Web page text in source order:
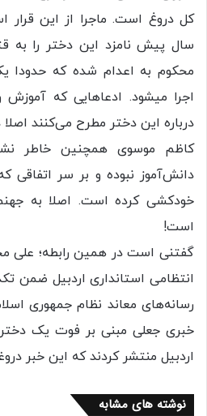
کل دروغ است. ماجرا از این
سال پیش نامزد این دختر را به
محکوم به اعدام شده که
اجرا میشود. ادعا‌هایی که
درباره این دختر مطرح می‌کنند
کاظم موسوی همچنین خاطر
دانش‌آموز نبوده و بر سر اتفاقی
خودکشی کرده است. اصلا به
است!
گفتنی است در همین رابطه؛ علی
انتظامی استانداری اردبیل ضمن
رسانه‌های معاند نظام جمهوری
خبری جعلی مبنی بر فوت یک
اردبیل منتشر کردند که این خبر
نوشته های مشابه